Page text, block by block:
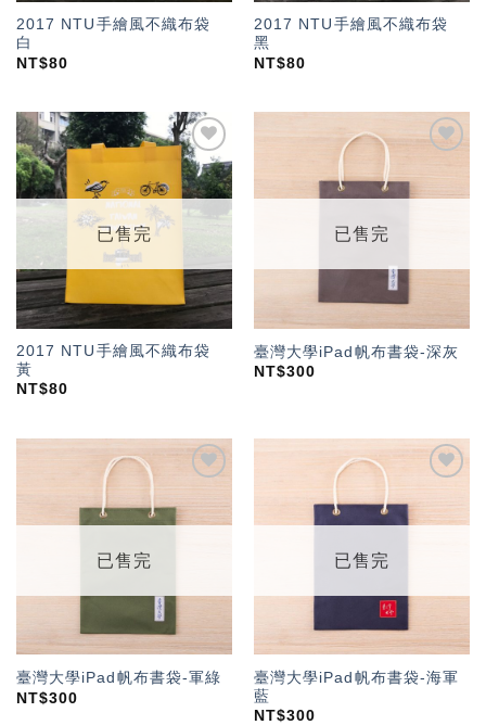
2017 NTU手繪風不織布袋
白
NT$80
2017 NTU手繪風不織布袋
黑
NT$80
加入
「願
望輕
單」
已售完
2017 NTU手繪風不織布袋
黃
NT$80
望輕
已售完
臺灣大學iPad帆布書袋-深灰
NT$300
「願
望輕
已售完
臺灣大學iPad帆布書袋-軍綠
NT$300
望輕
已售完
臺灣大學iPad帆布書袋-海軍
藍
NT$300